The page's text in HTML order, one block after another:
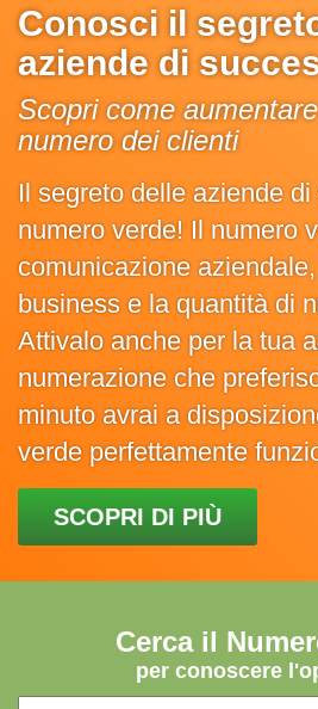
Conosci il
aziende di
Scopri come
numero dei clienti
Il segreto delle aziende
numero verde! Il numero
comunicazione
business e la quantità di
Attivalo anche per la tua
numerazione che
minuto avrai a
verde perfettamente
SCOPRI DI PIÙ
Cerca il
per conoscere